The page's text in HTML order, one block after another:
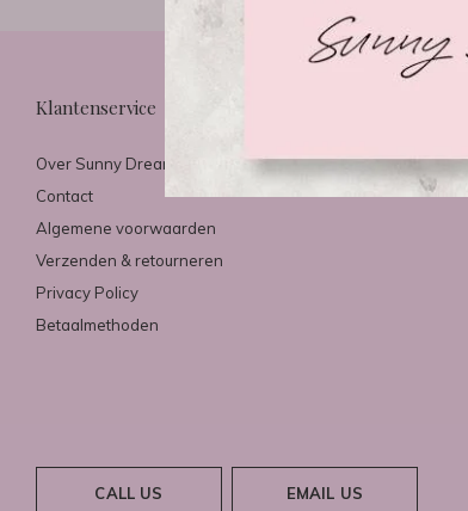
Klantenservice
Over Sunny Dreams & Mirazo
Contact
Algemene voorwaarden
Verzenden & retourneren
Privacy Policy
Betaalmethoden
CALL US EMAIL US